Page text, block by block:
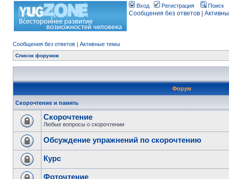
Вход Регистрация Поиск
Сообщения без ответов
Сообщения без ответов | Активные темы
Список форумов
Форум
Скорочтение и память
Скорочтение
Любые вопросы о скорочтении
Обсуждение упражнений по скорочтению
Курс
Фоточтение